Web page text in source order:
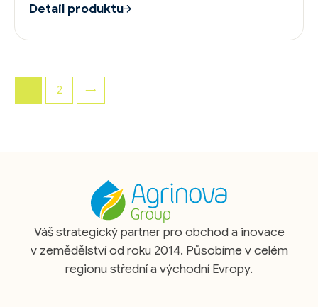
Detail produktu
2 →
Váš strategický partner pro obchod a inovace
v zemědělství od roku 2014. Působíme v celém
regionu střední a východní Evropy.